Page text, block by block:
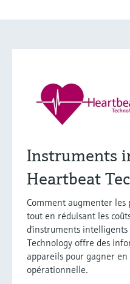
Instruments
Heartbeat
Comment augmenter les
tout en réduisant les
d'instruments
Technology offre des
appareils pour gagner
opérationnelle.